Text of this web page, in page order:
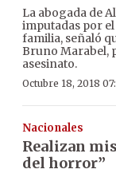
La abogada de
imputadas por el
familia, señaló
Bruno Marabel,
asesinato.
Octubre 18, 2018
Nacionales
Realizan
del horror”